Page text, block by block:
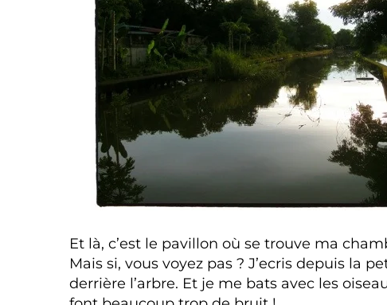
Et là, c’est le pavillon où se trouve ma
Mais si, vous voyez pas ? J’ecris depuis la
derrière l’arbre. Et je me bats avec les